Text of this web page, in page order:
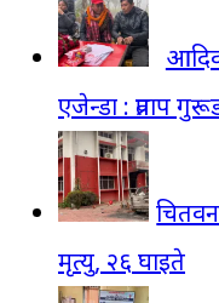
एजेन्डा : प्रताप
मृत्यु, २६ घाइते